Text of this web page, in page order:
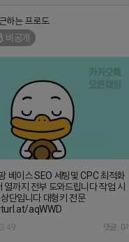
하는 프로도
비공개
베이스 SEO 세팅및 CPC 최적화
열까지 전부 도와드립니다 작업 시
단입니다 대형키 전문
aqWWD
댓글: 0개